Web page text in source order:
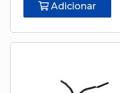
Adicionar